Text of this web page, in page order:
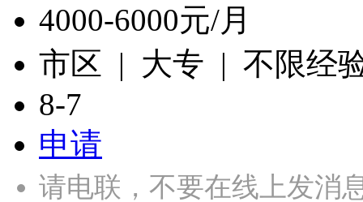
4000-6000元/月
市区 | 大专 | 不限经
8-7
申请
请电联，不要在线上发消